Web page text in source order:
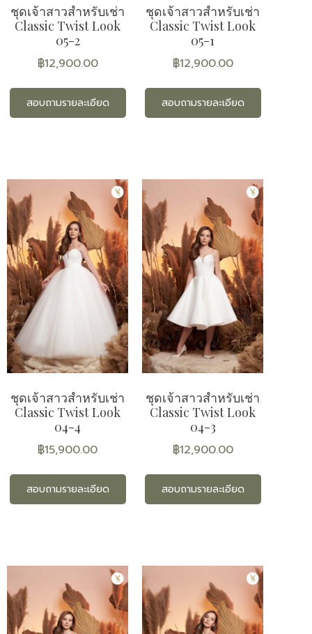
ชุดเจ้าสาวสำหรับเช่า
Classic Twist Look
05-2
฿12,900.00
สอบถามรายละเอียด
ชุดเจ้าสาวสำหรับเช่า
Classic Twist Look
05-1
฿12,900.00
สอบถามรายละเอียด
ชุดเจ้าสาวสำหรับเช่า
Classic Twist Look
04-4
฿15,900.00
สอบถามรายละเอียด
ชุดเจ้าสาวสำหรับเช่า
Classic Twist Look
04-3
฿12,900.00
สอบถามรายละเอียด